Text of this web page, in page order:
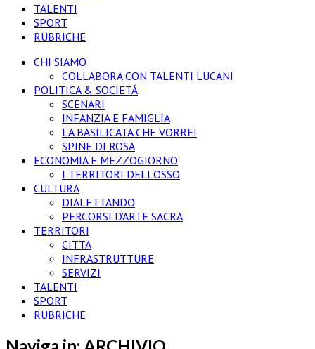
TALENTI
SPORT
RUBRICHE
CHI SIAMO
COLLABORA CON TALENTI LUCANI
POLITICA & SOCIETÁ
SCENARI
INFANZIA E FAMIGLIA
LA BASILICATA CHE VORREI
SPINE DI ROSA
ECONOMIA E MEZZOGIORNO
I TERRITORI DELL’OSSO
CULTURA
DIALETTANDO
PERCORSI D’ARTE SACRA
TERRITORI
CITTA
INFRASTRUTTURE
SERVIZI
TALENTI
SPORT
RUBRICHE